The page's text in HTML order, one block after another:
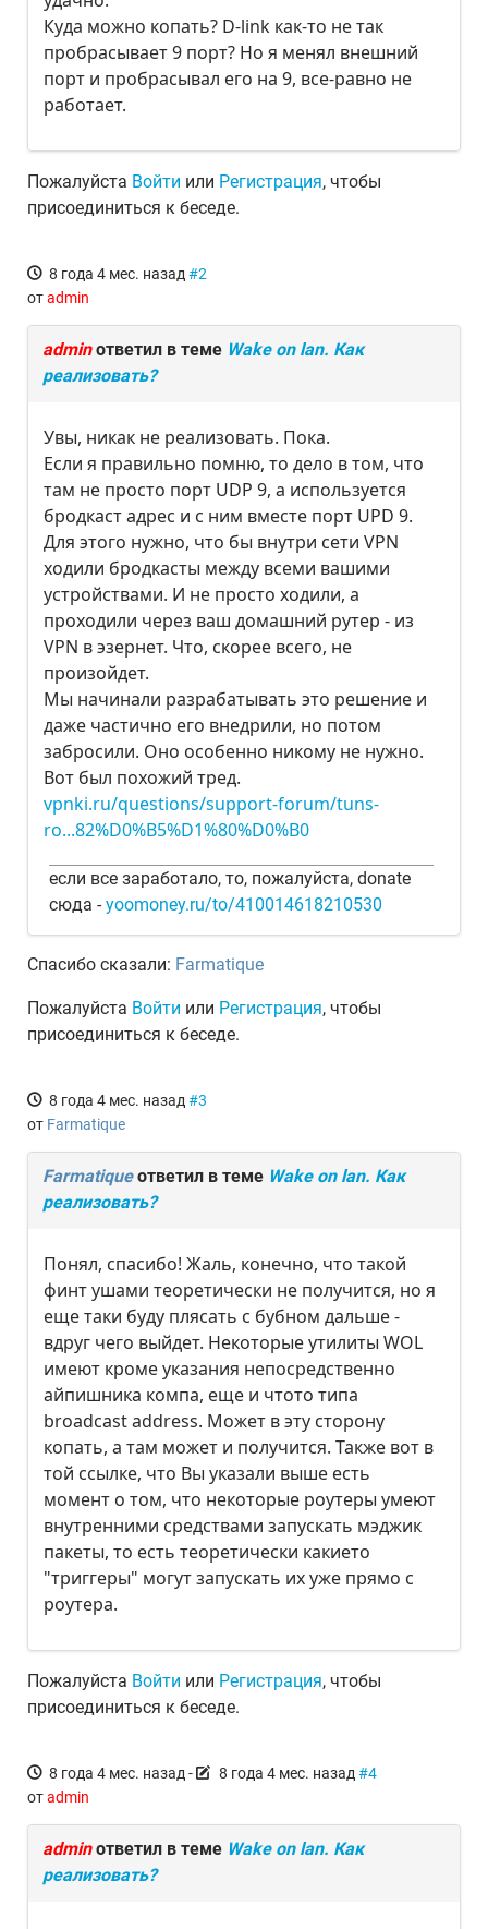
Куда можно копать? D-link как-то не так
пробрасывает 9 порт? Но я менял внешний
порт и пробрасывал его на 9, все-равно не
работает.
Пожалуйста Войти или Регистрация, чтобы
присоединиться к беседе.
8 года 4 мес. назад #2
отadmin
adminответил в теме Wake on lan. Как
реализовать?
Увы, никак не реализовать. Пока.
Если я правильно помню, то дело в том, что
там не просто порт UDP 9, а используется
бродкаст адрес и с ним вместе порт UPD 9.
Для этого нужно, что бы внутри сети VPN
ходили бродкасты между всеми вашими
устройствами. И не просто ходили, а
проходили через ваш домашний рутер - из
VPN в эзернет. Что, скорее всего, не
произойдет.
Мы начинали разрабатывать это решение и
даже частично его внедрили, но потом
забросили. Оно особенно никому не нужно.
Вот был похожий тред.
vpnki.ru/questions/support-forum/tuns-
ro...82%D0%B5%D1%80%D0%B0
если все заработало, то, пожалуйста, donate
сюда -yoomoney.ru/to/410014618210530
Спасибо сказали: Farmatique
Пожалуйста Войти или Регистрация, чтобы
присоединиться к беседе.
8 года 4 мес. назад #3
от Farmatique
Farmatiqueответил в теме Wake on lan. Как
реализовать?
Понял, спасибо! Жаль, конечно, что такой
финт ушами теоретически не получится, но я
еще таки буду плясать с бубном дальше -
вдруг чего выйдет. Некоторые утилиты WOL
имеют кроме указания непосредственно
айпишника компа, еще и чтото типа
broadcast address. Может в эту сторону
копать, а там может и получится. Также вот в
той ссылке, что Вы указали выше есть
момент о том, что некоторые роутеры умеют
внутренними средствами запускать мэджик
пакеты, то есть теоретически какието
"триггеры" могут запускать их уже прямо с
роутера.
Пожалуйста Войти или Регистрация, чтобы
присоединиться к беседе.
8 года 4 мес. назад - 8 года 4 мес. назад #4
отadmin
adminответил в теме Wake on lan. Как
реализовать?